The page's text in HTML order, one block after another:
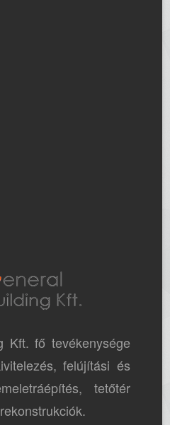
Kft. fő tevékenysége
felújítási és
tetőtér